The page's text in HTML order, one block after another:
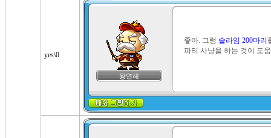
yes\0
왕연해
좋아. 그럼 슬라임 200마리
파티 사냥을 하는 것이 도